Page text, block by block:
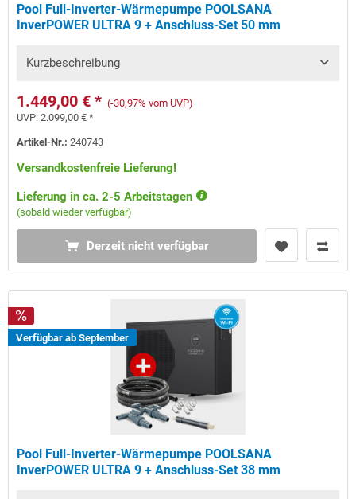
Pool Full-Inverter-Wärmepumpe POOLSANA
InverPOWER ULTRA 9 + Anschluss-Set 50 mm
Kurzbeschreibung
1.449,00 € * (-30,97% vom UVP)
UVP:2.099,00 € *
Artikel-Nr.:240743
Versandkostenfreie Lieferung!
Lieferung in ca. 2-5 Arbeitstagen
(sobald wieder verfügbar)
Derzeit nicht verfügbar
Verfügbar ab September
Pool Full-Inverter-Wärmepumpe POOLSANA
InverPOWER ULTRA 9 + Anschluss-Set 38 mm